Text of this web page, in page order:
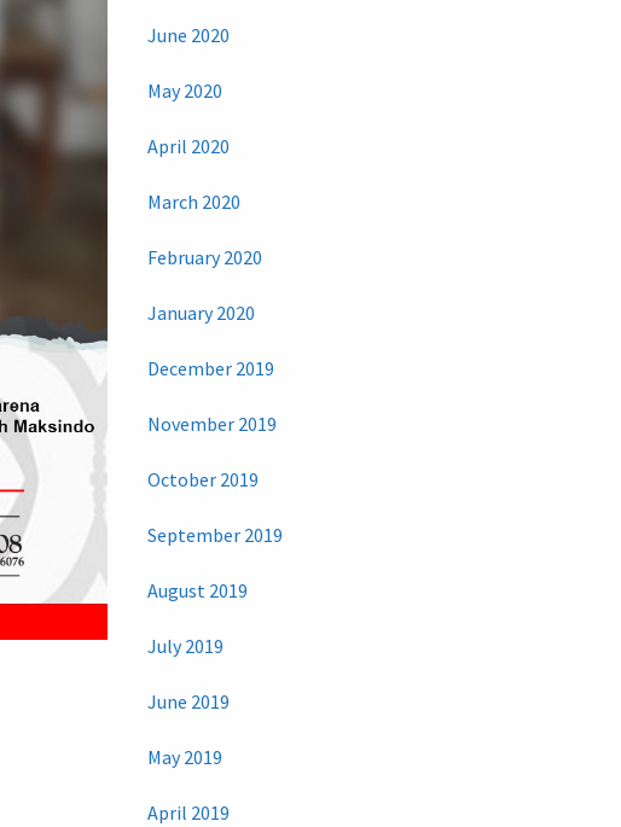
June 2020
May 2020
April 2020
March 2020
February 2020
January 2020
December 2019
November 2019
October 2019
September 2019
August 2019
July 2019
June 2019
May 2019
April 2019